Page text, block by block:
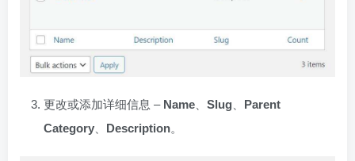
更改或添加详细信息 – Name Slug
Parent
Category
Description。